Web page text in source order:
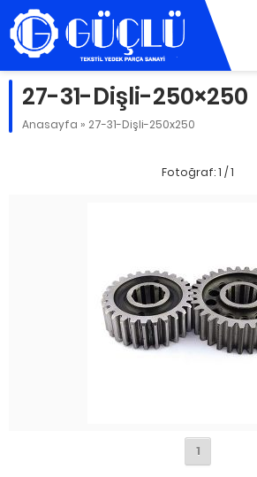
27-31-Dişli-250×250
Anasayfa » 27-31-Dişli-250x250
Fotoğraf: 1 / 1
1